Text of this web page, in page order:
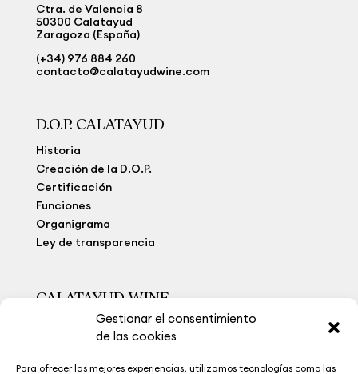
Gestionar el consentimiento
de las cookies
Para ofrecer las mejores experiencias, utilizamos tecnologías como las
Ctra. de Valencia 8
50300 Calatayud
Zaragoza (España)
(+34) 976 884 260
contacto@calatayudwine.com
D.O.P. CALATAYUD
Historia
Creación de la D.O.P.
Certificación
Funciones
Organigrama
Ley de transparencia
CALATAYUD WINE
Viñedo Extremo